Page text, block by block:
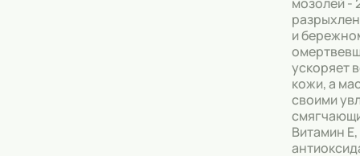
и
ускоряет
кожи, а
своими
Витамин